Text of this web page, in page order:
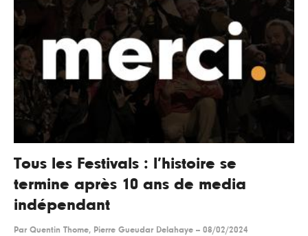
Tous les Festivals : l’histoire se
termine après 10 ans de media
indépendant
Par Quentin Thome, Pierre Gueudar Delahaye -- 08/02/2024